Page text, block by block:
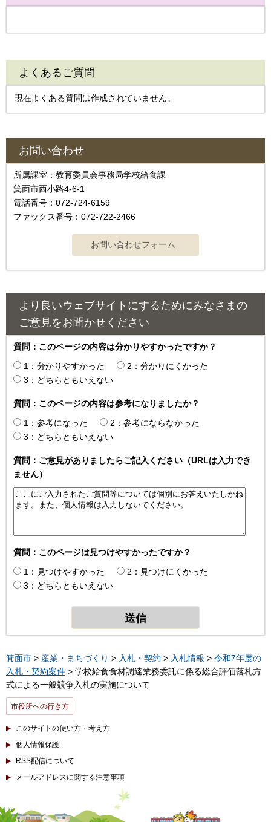
よくあるご質問
現在よくある質問は作成されていません。
お問い合わせ
所属課室：教育委員会事務局学校給食課
箕面市西小路4-6-1
電話番号：072-724-6159
ファックス番号：072-722-2466
より良いウェブサイトにするためにみなさまの
ご意見をお聞かせください
質問：このページの内容は分かりやすかったですか？
1：分かりやすかった
2：分かりにくかった
3：どちらともいえない
質問：このページの内容は参考になりましたか？
1：参考になった
2：参考にならなかった
3：どちらともいえない
質問：ご意見がありましたらご記入ください（URLは入力でき
ません）
質問：このページは見つけやすかったですか？
1：見つけやすかった
2：見つけにくかった
3：どちらともいえない
箕面市 > 産業・まちづくり > 入札・契約 > 入札情報 > 令和7年度の
入札・契約案件 > 学校給食食材調達業務委託に係る総合評価落札方
式による一般競争入札の実施について
市役所への行き方
このサイトの使い方・考え方
個人情報保護
RSS配信について
メールアドレスに関する注意事項